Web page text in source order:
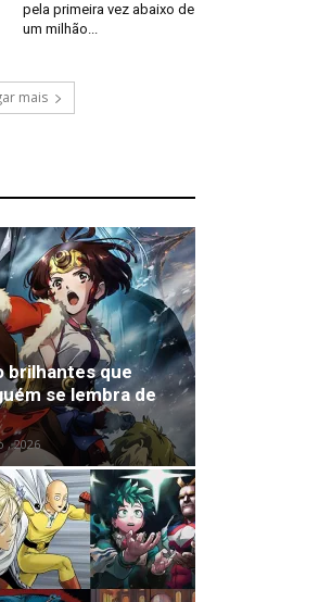
pela primeira vez abaixo de
um milhão...
mais
brilhantes que
se lembra de
, 2026